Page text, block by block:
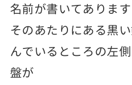
名前が書いてありま
そのあたりにある黒
んでいるところの左
盤が